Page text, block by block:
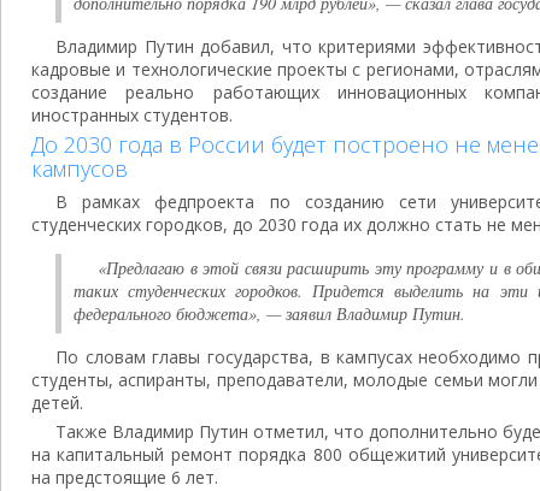
Владимир Путин добавил, что критериями
кадровые и технологические проекты с регионами,
создание реально работающих инновационных
иностранных студентов.
До 2030 года в России будет построено не
кампусов
В рамках федпроекта по созданию сети
студенческих городков, до 2030 года их должно стать не
«Предлагаю в этой связи расширить эту программу и в
таких студенческих городков. Придется выделить на эти
федерального бюджета», — заявил Владимир Путин.
По словам главы государства, в кампусах необходимо
студенты, аспиранты, преподаватели, молодые семьи
детей.
Также Владимир Путин отметил, что дополнительно
на капитальный ремонт порядка 800 общежитий
на предстоящие 6 лет.